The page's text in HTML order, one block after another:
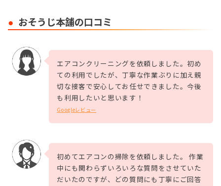
おそうじ本舗の口コミ
エアコンクリーニングを依頼しました。初め
ての利用でしたが、丁寧な作業ぶりに加え親
切な接客で安心してお任せできました。今後
も利用したいと思います！
Googleレビュー
初めてエアコンの掃除を依頼しました。 作業
中にも関わらずいろいろな質問をさせていた
だいたのですが、どの質問にも丁寧にご回答